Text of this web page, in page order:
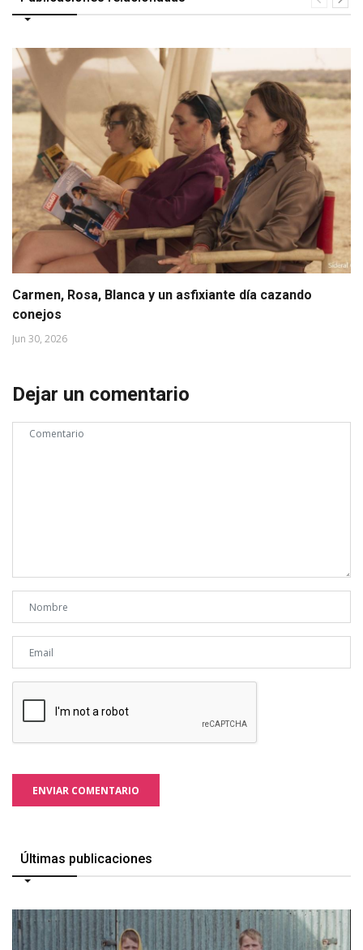
Carmen, Rosa, Blanca y un asfixiante día cazando
conejos
Jun 30, 2026
Dejar un comentario
ENVIAR COMENTARIO
Últimas publicaciones